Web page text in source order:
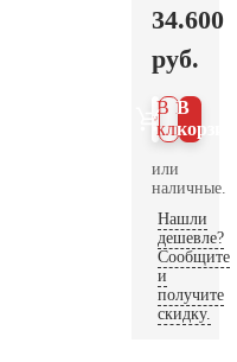
34.600
руб.
В
В 1
клик
или
наличные.
Нашли
дешевле?
Сообщите
и
получите
скидку.